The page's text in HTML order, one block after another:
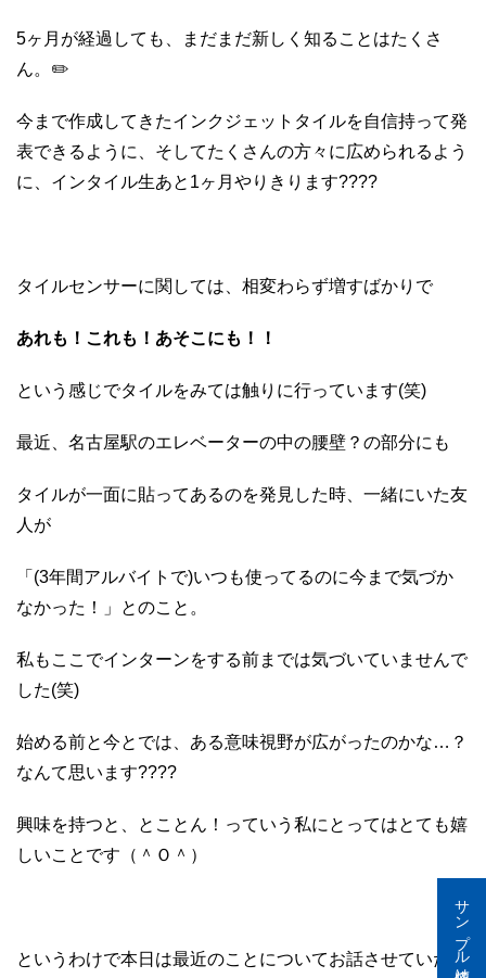
5ヶ月が経過しても、まだまだ新しく知ることはたくさ
ん。✏️
今まで作成してきたインクジェットタイルを自信持って発
表できるように、そしてたくさんの方々に広められるよう
に、インタイル生あと1ヶ月やりきります????
タイルセンサーに関しては、相変わらず増すばかりで
あれも！これも！あそこにも！！
という感じでタイルをみては触りに行っています(笑)
最近、名古屋駅のエレベーターの中の腰壁？の部分にも
タイルが一面に貼ってあるのを発見した時、一緒にいた友
人が
「(3年間アルバイトで)いつも使ってるのに今まで気づか
なかった！」とのこと。
私もここでインターンをする前までは気づいていませんで
した(笑)
始める前と今とでは、ある意味視野が広がったのかな…？
なんて思います????
興味を持つと、とことん！っていう私にとってはとても嬉
しいことです（＾Ｏ＾）
というわけで本日は最近のことについてお話させていただ